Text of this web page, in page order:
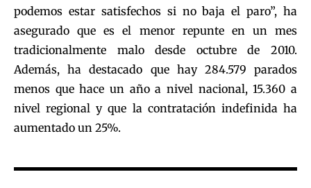
podemos estar satisfechos si no baja el paro”, ha
asegurado que es el menor repunte en un mes
tradicionalmente malo desde octubre de 2010.
Además, ha destacado que hay 284.579 parados
menos que hace un año a nivel nacional, 15.360 a
nivel regional y que la contratación indefinida ha
aumentado un 25%.